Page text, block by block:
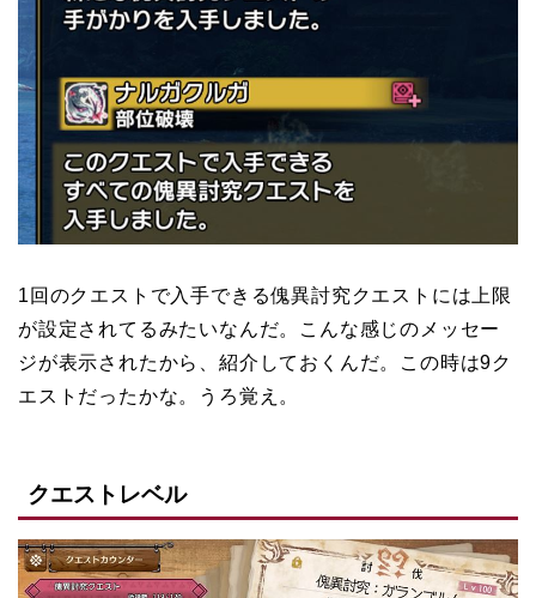
1回のクエストで入手できる傀異討究クエストには上限
が設定されてるみたいなんだ。こんな感じのメッセー
ジが表示されたから、紹介しておくんだ。この時は9ク
エストだったかな。うろ覚え。
クエストレベル